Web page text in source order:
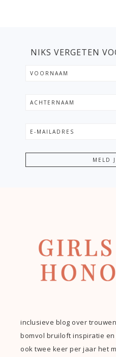
NIKS VERGETEN
inclusieve blog over
bomvol bruiloft inspiratie en
ook twee keer per jaar het